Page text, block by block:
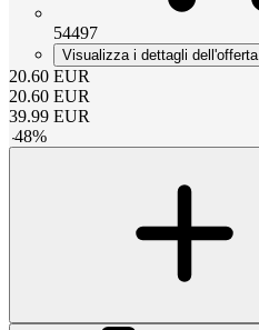
54497
Visualizza i dettagli dell'offerta
20.60 EUR
20.60 EUR
39.99 EUR
-48%